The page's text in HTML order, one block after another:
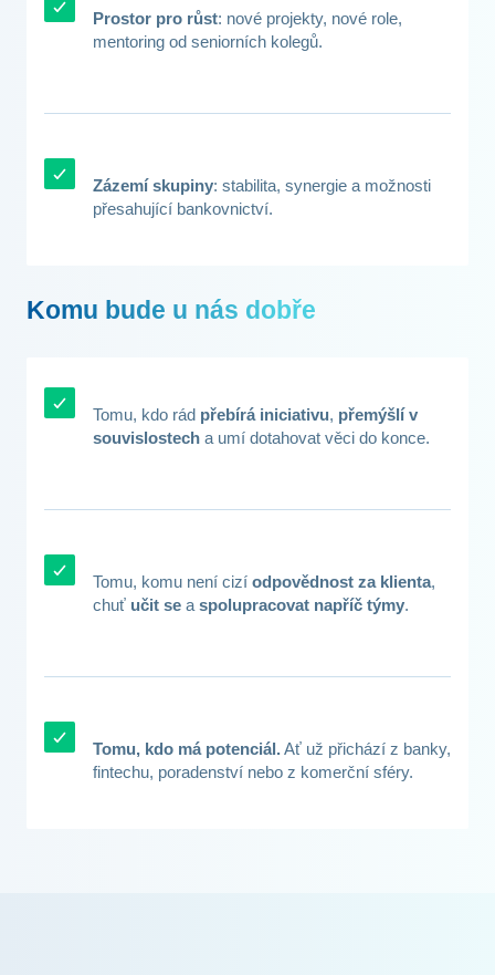
Prostor pro růst: nové projekty, nové role,
mentoring od seniorních kolegů.
Zázemí skupiny: stabilita, synergie a možnosti
přesahující bankovnictví.
Komu bude u nás dobře
Tomu, kdo rád přebírá iniciativu, přemýšlí v
souvislostech a umí dotahovat věci do konce.
Tomu, komu není cizí odpovědnost za klienta,
chuť učit se a spolupracovat napříč týmy.
Tomu, kdo má potenciál.Ať už přichází z banky,
fintechu, poradenství nebo z komerční sféry.